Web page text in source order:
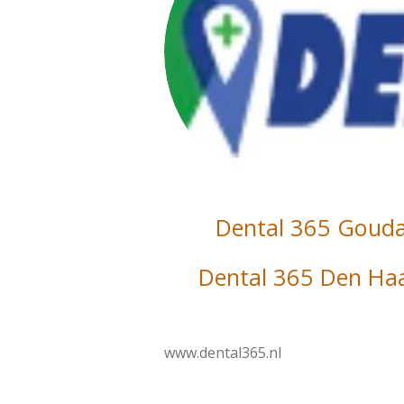
Dental 365
Dental 365 Den
www.dental365.nl